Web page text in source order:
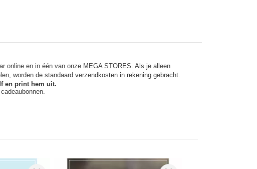
online en in één van onze MEGA STORES. Als je alleen
worden de standaard verzendkosten in rekening gebracht.
en print hem uit.